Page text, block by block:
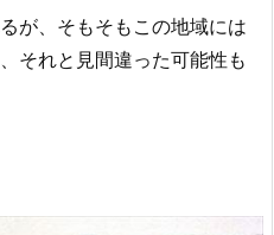
が、そもそもこの地域には
それと見間違った可能性も